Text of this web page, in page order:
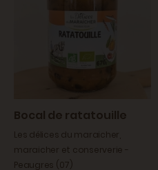
Bocal de ratatouille
Les délices du maraicher,
maraicher et conserverie -
Peaugres (07)